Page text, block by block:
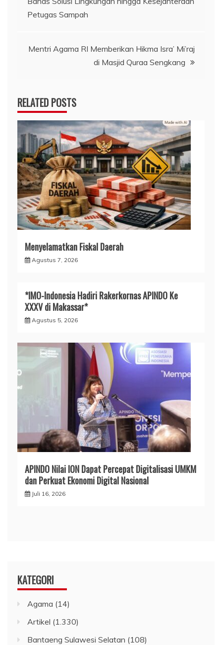
pos
Petugas Sampah
Mentri Agama RI Memberikan Hikma Isra’ Mi’raj
di Masjid Quraa Sengkang
RELATED POSTS
Menyelamatkan Fiskal Daerah
Agustus 7, 2026
*IMO-Indonesia Hadiri Rakerkornas APINDO Ke
XXXV di Makassar*
Agustus 5, 2026
APINDO Nilai ION Dapat Percepat Digitalisasi UMKM
dan Perkuat Ekonomi Digital Nasional
Juli 16, 2026
KATEGORI
Agama (14)
Artikel (1.330)
Bantaeng Sulawesi Selatan (108)